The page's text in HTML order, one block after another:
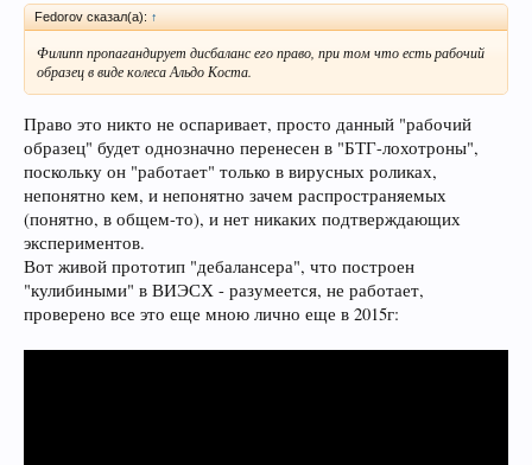
Fedorov сказал(а): ↑
Филипп пропагандирует дисбаланс его право, при том что есть рабочий
образец в виде колеса Альдо Коста.
Право это никто не оспаривает, просто данный "рабочий
образец" будет однозначно перенесен в "БТГ-лохотроны",
поскольку он "работает" только в вирусных роликах,
непонятно кем, и непонятно зачем распространяемых
(понятно, в общем-то), и нет никаких подтверждающих
экспериментов.
Вот живой прототип "дебалансера", что построен
"кулибиными" в ВИЭСХ - разумеется, не работает,
проверено все это еще мною лично еще в 2015г: